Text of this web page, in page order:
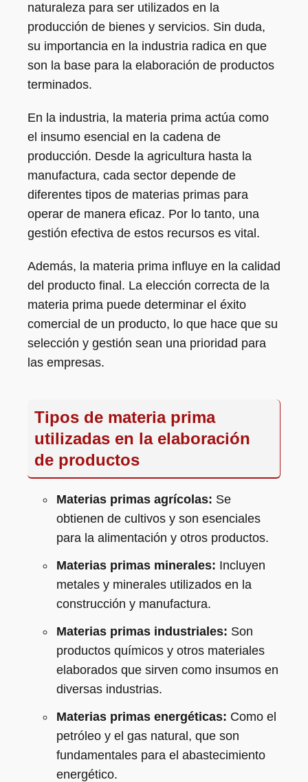
naturaleza para ser utilizados en la
producción de bienes y servicios. Sin duda,
su importancia en la industria radica en que
son la base para la elaboración de productos
terminados.
En la industria, la materia prima actúa como
el insumo esencial en la cadena de
producción. Desde la agricultura hasta la
manufactura, cada sector depende de
diferentes tipos de materias primas para
operar de manera eficaz. Por lo tanto, una
gestión efectiva de estos recursos es vital.
Además, la materia prima influye en la calidad
del producto final. La elección correcta de la
materia prima puede determinar el éxito
comercial de un producto, lo que hace que su
selección y gestión sean una prioridad para
las empresas.
Tipos de materia prima
utilizadas en la elaboración
de productos
Materias primas agrícolas: Se
obtienen de cultivos y son esenciales
para la alimentación y otros productos.
Materias primas minerales: Incluyen
metales y minerales utilizados en la
construcción y manufactura.
Materias primas industriales: Son
productos químicos y otros materiales
elaborados que sirven como insumos en
diversas industrias.
Materias primas energéticas: Como el
petróleo y el gas natural, que son
fundamentales para el abastecimiento
energético.